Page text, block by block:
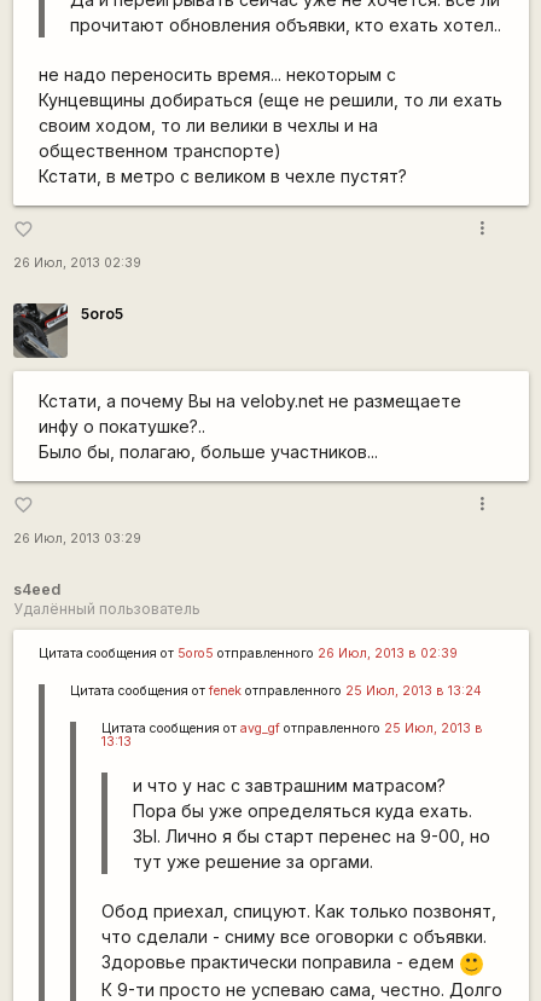
прочитают обновления объявки, кто ехать хотел..
не надо переносить время... некоторым с
Кунцевщины добираться (еще не решили, то ли ехать
своим ходом, то ли велики в чехлы и на
общественном транспорте)
Кстати, в метро с великом в чехле пустят?
favorite_border
26 Июл, 2013 02:39
more_vert
5oro5
Кстати, а почему Вы на veloby.net не размещаете
инфу о покатушке?..
Было бы, полагаю, больше участников...
favorite_border
26 Июл, 2013 03:29
more_vert
s4eed
Удалённый пользователь
Цитата сообщения от 5oro5 отправленного 26 Июл, 2013 в 02:39
Цитата сообщения от fenekотправленного 25 Июл, 2013 в 13:24
Цитата сообщения от avg_gfотправленного 25 Июл, 2013 в
13:13
и что у нас с завтрашним матрасом?
Пора бы уже определяться куда ехать.
ЗЫ. Лично я бы старт перенес на 9-00, но
тут уже решение за оргами.
Обод приехал, спицуют. Как только позвонят,
что сделали - сниму все оговорки с объявки.
Здоровье практически поправила - едем
:)
К 9-ти просто не успеваю сама, честно. Долго